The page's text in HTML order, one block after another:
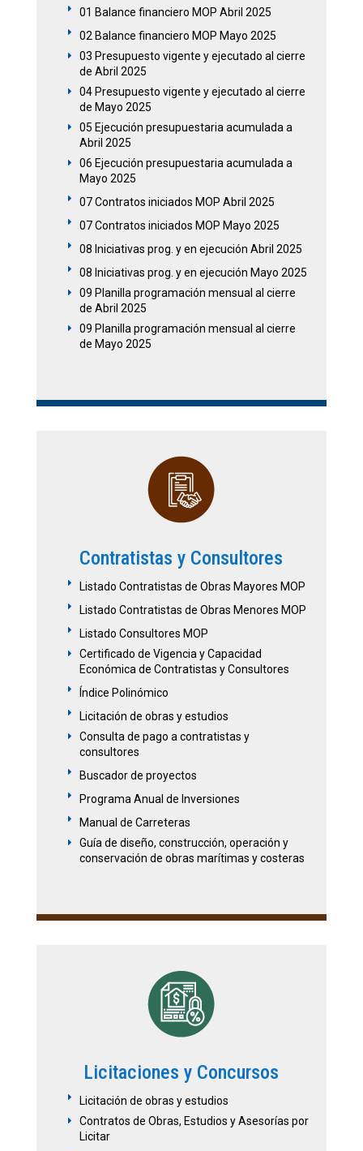
E 01 Balance financiero MOP Abril 2025
E 02 Balance financiero MOP Mayo 2025
E
03 Presupuesto vigente y ejecutado al cierre
de Abril 2025
E
04 Presupuesto vigente y ejecutado al cierre
de Mayo 2025
E
05 Ejecución presupuestaria acumulada a
Abril 2025
E
06 Ejecución presupuestaria acumulada a
Mayo 2025
E 07 Contratos iniciados MOP Abril 2025
E 07 Contratos iniciados MOP Mayo 2025
E 08 Iniciativas prog. y en ejecución Abril 2025
E 08 Iniciativas prog. y en ejecución Mayo 2025
E
09 Planilla programación mensual al cierre
de Abril 2025
E
09 Planilla programación mensual al cierre
de Mayo 2025
Contratistas y Consultores
E Listado Contratistas de Obras Mayores MOP
E Listado Contratistas de Obras Menores MOP
E Listado Consultores MOP
E
Certificado de Vigencia y Capacidad
Económica de Contratistas y Consultores
E Índice Polinómico
E Licitación de obras y estudios
E
Consulta de pago a contratistas y
consultores
E Buscador de proyectos
E Programa Anual de Inversiones
E Manual de Carreteras
E
Guía de diseño, construcción, operación y
conservación de obras marítimas y costeras
Licitaciones y Concursos
E Licitación de obras y estudios
E
Contratos de Obras, Estudios y Asesorías por
Licitar